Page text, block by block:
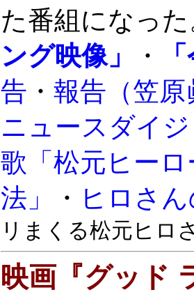
た番組になっ
ング映像」
・
告 ・ 報告（笠原
ニュースダイ
歌「松元ヒーロ
法」
・ ヒロさ
リまくる松元ヒロ
映画『グッド